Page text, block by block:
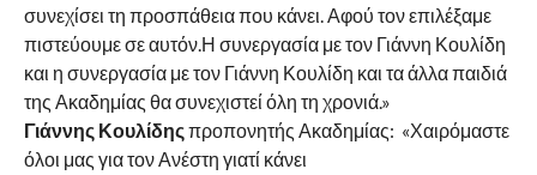
συνεχίσει τη προσπάθεια που κάνει. Αφού τον επιλέξαμε
πιστεύουμε σε αυτόν.Η συνεργασία με τον Γιάννη Κουλίδη
και η συνεργασία με τον Γιάννη Κουλίδη και τα άλλα παιδιά
της Ακαδημίας θα συνεχιστεί όλη τη χρονιά.»
Γιάννης Κουλίδηςπροπονητής Ακαδημίας: «Χαιρόμαστε
όλοι μας για τον Ανέστη γιατί κάνει